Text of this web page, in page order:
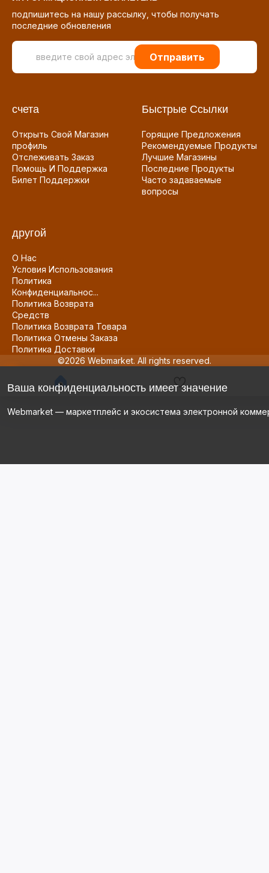
подпишитесь на нашу рассылку, чтобы получать
последние обновления
Отправить
счета
Открыть Свой Магазин
профиль
Отслеживать Заказ
Помощь И Поддержка
Билет Поддержки
Быстрые Ссылки
Горящие Предложения
Рекомендуемые Продукты
Лучшие Магазины
Последние Продукты
Часто задаваемые
вопросы
другой
О Нас
Условия Использования
Политика
Конфиденциальнос...
Политика Возврата
Средств
Политика Возврата Товара
Политика Отмены Заказа
Политика Доставки
©2026 Webmarket. All rights reserved.
Ваша конфиденциальность имеет значение
Webmarket — маркетплейс и экосистема электронной